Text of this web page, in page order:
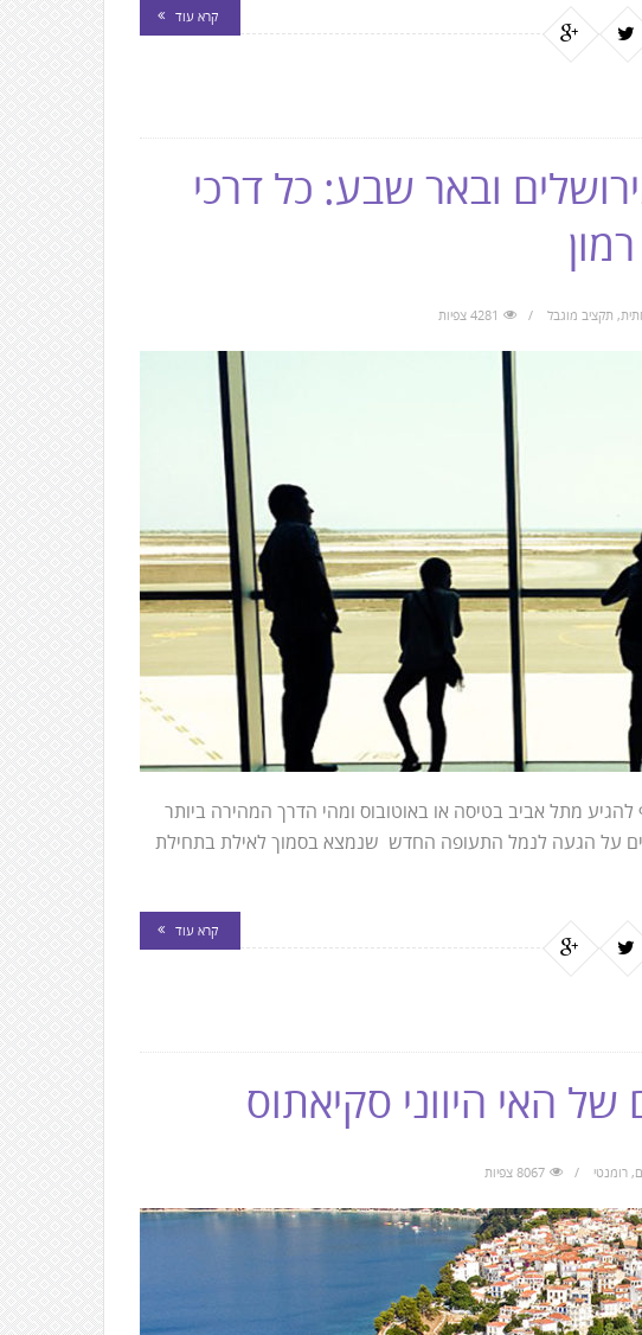
קרא עוד
ובאר שבע: כל דרכי
, תקציב מוגבל 4281 צפיות
מתל אביב בטיסה או באוטובוס ומהי הדרך המהירה ביותר
על הגעה לנמל התעופה החדש שנמצא בסמוך לאילת בתחילת
קרא עוד
האי היווני סקיאתוס
,רומנטי 8067 צפיות